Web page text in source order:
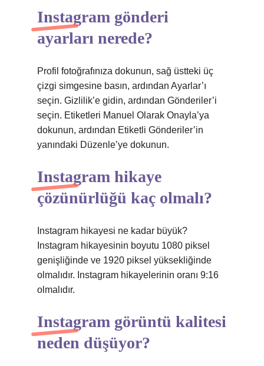
Instagram gönderi
ayarları nerede?
Profil fotoğrafınıza dokunun, sağ üstteki üç
çizgi simgesine basın, ardından Ayarlar’ı
seçin. Gizlilik’e gidin, ardından Gönderiler’i
seçin. Etiketleri Manuel Olarak Onayla’ya
dokunun, ardından Etiketli Gönderiler’in
yanındaki Düzenle’ye dokunun.
Instagram hikaye
çözünürlüğü kaç olmalı?
Instagram hikayesi ne kadar büyük?
Instagram hikayesinin boyutu 1080 piksel
genişliğinde ve 1920 piksel yüksekliğinde
olmalıdır. Instagram hikayelerinin oranı 9:16
olmalıdır.
Instagram görüntü kalitesi
neden düşüyor?